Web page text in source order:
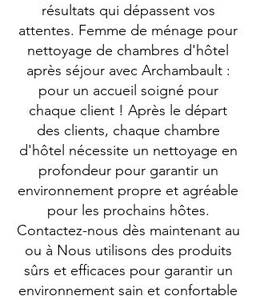
résultats qui dépassent vos
attentes. Femme de ménage pour
nettoyage de chambres d'hôtel
après séjour avec Archambault :
pour un accueil soigné pour
chaque client ! Après le départ
des clients, chaque chambre
d'hôtel nécessite un nettoyage en
profondeur pour garantir un
environnement propre et agréable
pour les prochains hôtes.
Contactez-nous dès maintenant au
ou à Nous utilisons des produits
sûrs et efficaces pour garantir un
environnement sain et confortable